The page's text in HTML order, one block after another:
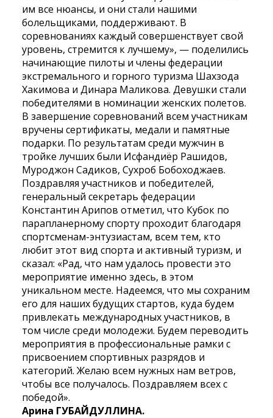
им все нюансы, и они стали нашими
болельщиками, поддерживают. В
соревнованиях каждый совершенствует свой
уровень, стремится к лучшему», — поделились
начинающие пилоты и члены федерации
экстремального и горного туризма Шахзода
Хакимова и Динара Маликова. Девушки стали
победителями в номинации женских полетов.
В завершение соревнований всем участникам
вручены сертификаты, медали и памятные
подарки. По результатам среди мужчин в
тройке лучших были Исфандиёр Рашидов,
Муроджон Садиков, Сухроб Бобоходжаев.
Поздравляя участников и победителей,
генеральный секретарь федерации
Константин Арипов отметил, что Кубок по
парапланерному спорту проходит благодаря
спортсменам-энтузиастам, всем тем, кто
любит этот вид спорта и активный туризм, и
сказал: «Рад, что нам удалось провести это
мероприятие именно здесь, в этом
уникальном месте. Надеемся, что мы сохраним
его для наших будущих стартов, куда будем
привлекать международных участников, в
том числе среди молодежи. Будем переводить
мероприятия в профессиональные рамки с
присвоением спортивных разрядов и
категорий. Желаю всем нужных нам ветров,
чтобы все получалось. Поздравляем всех с
победой».
Арина ГУБАЙДУЛЛИНА.